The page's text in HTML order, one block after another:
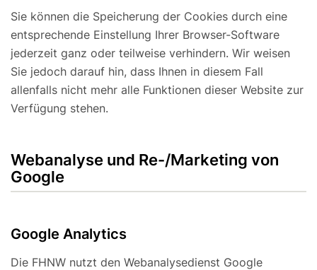
Sie können die Speicherung der Cookies durch eine
entsprechende Einstellung Ihrer Browser-Software
jederzeit ganz oder teilweise verhindern. Wir weisen
Sie jedoch darauf hin, dass Ihnen in diesem Fall
allenfalls nicht mehr alle Funktionen dieser Website zur
Verfügung stehen.
Webanalyse und Re-/Marketing von
Google
Google Analytics
Die FHNW nutzt den Webanalysedienst Google